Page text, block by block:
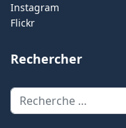
Instagram
Flickr
Rechercher
Rechercher